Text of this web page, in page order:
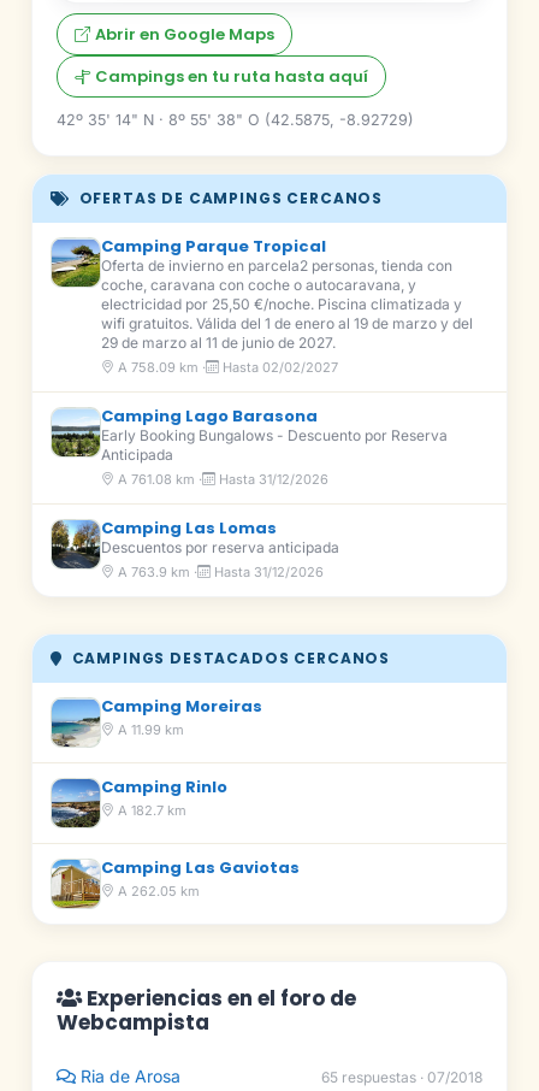
Abrir en Google Maps
Campings en tu ruta hasta aquí
42º 35' 14" N · 8º 55' 38" O (42.5875, -8.92729)
OFERTAS DE CAMPINGS CERCANOS
Camping Parque Tropical
Oferta de invierno en parcela2 personas, tienda con
coche, caravana con coche o autocaravana, y
electricidad por 25,50 €/noche. Piscina climatizada y
wifi gratuitos. Válida del 1 de enero al 19 de marzo y del
29 de marzo al 11 de junio de 2027.
A 758.09 km · Hasta 02/02/2027
Camping Lago Barasona
Early Booking Bungalows - Descuento por Reserva
Anticipada
A 761.08 km · Hasta 31/12/2026
Camping Las Lomas
Descuentos por reserva anticipada
A 763.9 km · Hasta 31/12/2026
CAMPINGS DESTACADOS CERCANOS
Camping Moreiras
A 11.99 km
Camping Rinlo
A 182.7 km
Camping Las Gaviotas
A 262.05 km
Experiencias en el foro de
Webcampista
Ria de Arosa 65 respuestas · 07/2018